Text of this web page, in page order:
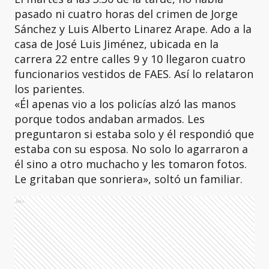
pasado ni cuatro horas del crimen de Jorge
Sánchez y Luis Alberto Linarez Arape. Ado a la
casa de José Luis Jiménez, ubicada en la
carrera 22 entre calles 9 y 10 llegaron cuatro
funcionarios vestidos de FAES. Así lo relataron
los parientes.
«Él apenas vio a los policías alzó las manos
porque todos andaban armados. Les
preguntaron si estaba solo y él respondió que
estaba con su esposa. No solo lo agarraron a
él sino a otro muchacho y les tomaron fotos.
Le gritaban que sonriera», soltó un familiar.
Ads